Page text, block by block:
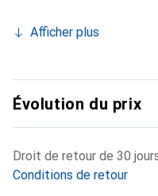
Afficher plus
Évolution du prix
Droit de retour de 30
Conditions de retour